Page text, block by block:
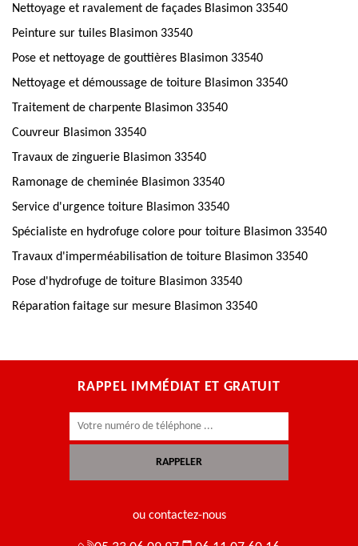
Nettoyage et ravalement de façades Blasimon 33540
Peinture sur tuiles Blasimon 33540
Pose et nettoyage de gouttières Blasimon 33540
Nettoyage et démoussage de toiture Blasimon 33540
Traitement de charpente Blasimon 33540
Couvreur Blasimon 33540
Travaux de zinguerie Blasimon 33540
Ramonage de cheminée Blasimon 33540
Service d'urgence toiture Blasimon 33540
Spécialiste en hydrofuge colore pour toiture Blasimon 33540
Travaux d'imperméabilisation de toiture Blasimon 33540
Pose d'hydrofuge de toiture Blasimon 33540
Réparation faitage sur mesure Blasimon 33540
RAPPEL IMMÉDIAT ET GRATUIT
ou contactez-nous